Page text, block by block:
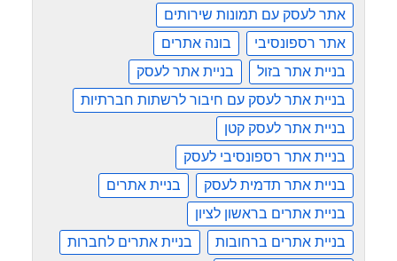
אתר לעסק עם תמונות שירותים
אתר רספונסיבי
בונה אתרים
בניית אתר בזול
בניית אתר לעסק
בניית אתר לעסק עם חיבור לרשתות חברתיות
בניית אתר לעסק קטן
בניית אתר רספונסיבי לעסק
בניית אתר תדמית לעסק
בניית אתרים
בניית אתרים בראשון לציון
בניית אתרים ברחובות
בניית אתרים לחברות